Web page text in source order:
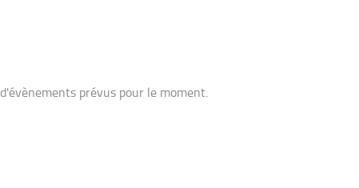
prévus pour le moment.